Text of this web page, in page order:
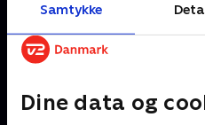
Samtykke
Dine data og
blodige sko.
Andre så også